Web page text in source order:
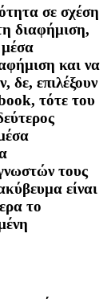
σε σχέση
διαφήμιση,
και να
δε, επιλέξουν
τότε του
τους
είναι
το